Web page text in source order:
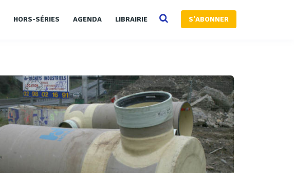
HORS-SÉRIES AGENDA LIBRAIRIE S'ABONNER